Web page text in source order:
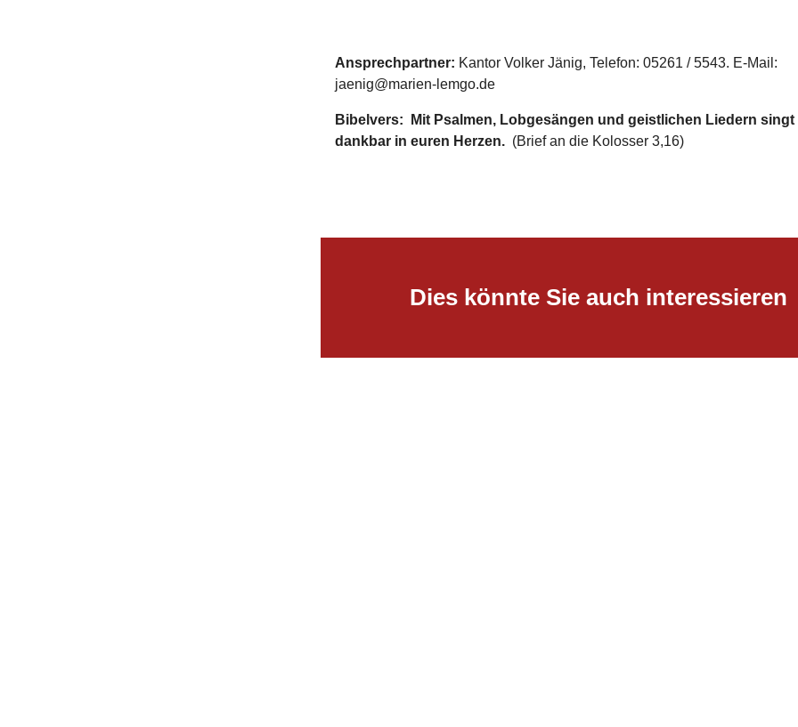
Ansprechpartner: Kantor Volker Jänig, Telefon: 05261 / 5543. E-Mail:
jaenig@marien-lemgo.de
Bibelvers:
Mit Psalmen, Lobgesängen und geistlichen Liedern singt
dankbar in euren Herzen. (Brief an die Kolosser 3,16)
Dies könnte Sie auch interessieren